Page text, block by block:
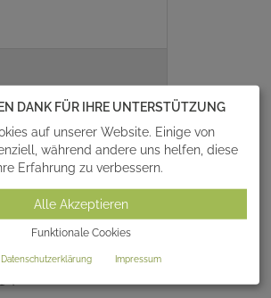
DANK FÜR IHRE UNTERSTÜTZUNG
auf unserer Website. Einige von
während andere uns helfen, diese
Erfahrung zu verbessern.
Alle Akzeptieren
Funktionale Cookies
Datenschutzerklärung Impressum